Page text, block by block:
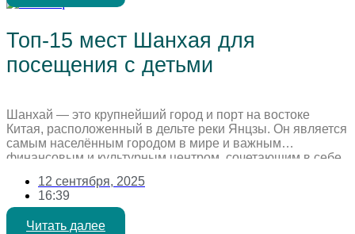
Топ-15 мест Шанхая для
посещения с детьми
Шанхай — это крупнейший город и порт на востоке
Китая, расположенный в дельте реки Янцзы. Он является
самым населённым городом в мире и важным
финансовым и культурным центром, сочетающим в себе
отмены виз для россиян с 15 сентября 2025, посещение
Китая станет более доступным и популярным!
Воспользуйтесь этой возможностью, […]
12 сентября, 2025
16:39
Читать далее